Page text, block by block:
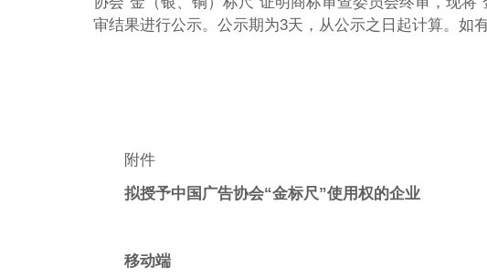
审结果进行公示。公示期为3天，从公示之日起计算。如
附件
拟授予中国广告协会“金标尺”使用权的企业
移动端